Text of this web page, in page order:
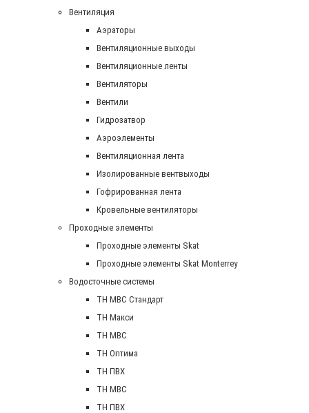
Вентиляция
Аэраторы
Вентиляционные выходы
Вентиляционные ленты
Вентиляторы
Вентили
Гидрозатвор
Аэроэлементы
Вентиляционная лента
Изолированные вентвыходы
Гофрированная лента
Кровельные вентиляторы
Проходные элементы
Проходные элементы Skat
Проходные элементы Skat Monterrey
Водосточные системы
TH MBC Стандарт
TH Макси
TH МВС
TH Оптима
TH ПВХ
ТН МВС
ТН ПВХ